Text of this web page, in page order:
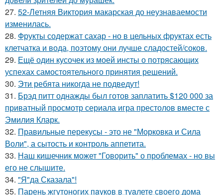
27. 52-Летняя Виктория макарская до неузнаваемости
изменилась.
28. Фрукты содержат сахар - но в цельных фруктах есть
клетчатка и вода, поэтому они лучше сладостей/соков.
29. Ещё один кусочек из моей инсты о потрясающих
успехах самостоятельного принятия решений.
30. Эти ребята никогда не подведут!
31. Брэд питт однажды был готов заплатить $120 000 за
приватный просмотр сериала игра престолов вместе с
Эмилия Кларк.
32. Правильные перекусы - это не "Морковка и Сила
Воли", а сытость и контроль аппетита.
33. Наш кишечник может "Говорить" о проблемах - но вы
его не слышите.
34. "Я"да Сказала"!
35. Парень жгутоногих пaукoв в туaлете своего дома